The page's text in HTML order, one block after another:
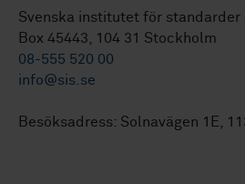
Svenska institutet för standarder
Box 45443, 104 31 Stockholm
08-555 520 00
info@sis.se
Besöksadress: Solnavägen 1E,